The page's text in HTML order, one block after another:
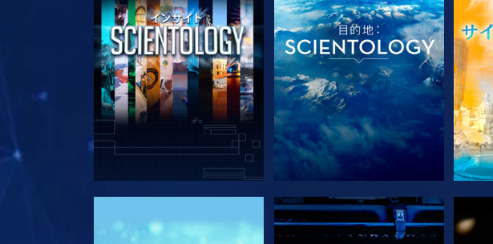
シリーズを探求 シリーズを探求